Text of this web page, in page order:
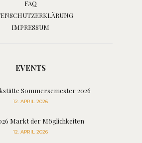
FAQ
IMPRESSUM
EVENTS
Sommersemester 2026
12. APRIL 2026
Markt der Möglichkeiten
12. APRIL 2026